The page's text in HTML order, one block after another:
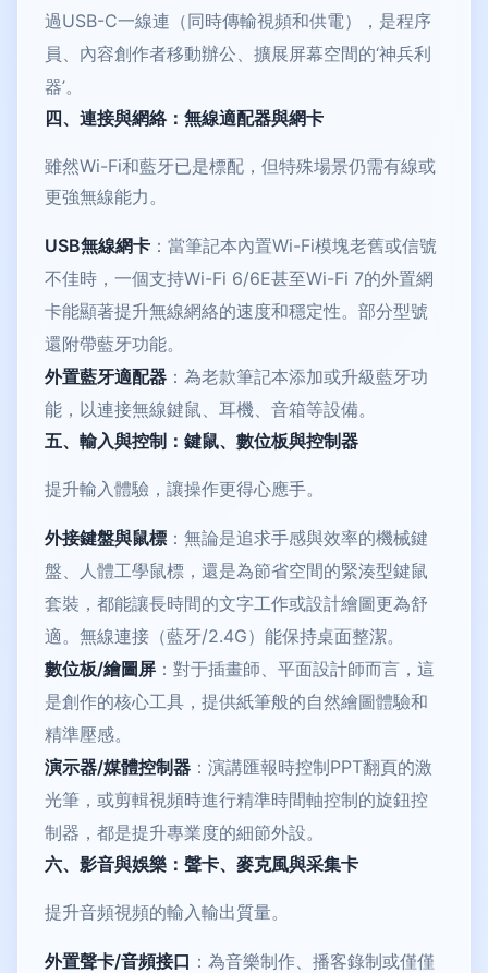
過USB-C一線連（同時傳輸視頻和供電），是程序
員、內容創作者移動辦公、擴展屏幕空間的‘神兵利
器’。
四、連接與網絡：無線適配器與網卡
雖然Wi-Fi和藍牙已是標配，但特殊場景仍需有線或
更強無線能力。
USB無線網卡 ：當筆記本內置Wi-Fi模塊老舊或信號
不佳時，一個支持Wi-Fi 6/6E甚至Wi-Fi 7的外置網
卡能顯著提升無線網絡的速度和穩定性。部分型號
還附帶藍牙功能。
外置藍牙適配器 ：為老款筆記本添加或升級藍牙功
能，以連接無線鍵鼠、耳機、音箱等設備。
五、輸入與控制：鍵鼠、數位板與控制器
提升輸入體驗，讓操作更得心應手。
外接鍵盤與鼠標 ：無論是追求手感與效率的機械鍵
盤、人體工學鼠標，還是為節省空間的緊湊型鍵鼠
套裝，都能讓長時間的文字工作或設計繪圖更為舒
適。無線連接（藍牙/2.4G）能保持桌面整潔。
數位板/繪圖屏 ：對于插畫師、平面設計師而言，這
是創作的核心工具，提供紙筆般的自然繪圖體驗和
精準壓感。
演示器/媒體控制器 ：演講匯報時控制PPT翻頁的激
光筆，或剪輯視頻時進行精準時間軸控制的旋鈕控
制器，都是提升專業度的細節外設。
六、影音與娛樂：聲卡、麥克風與采集卡
提升音頻視頻的輸入輸出質量。
外置聲卡/音頻接口 ：為音樂制作、播客錄制或僅僅